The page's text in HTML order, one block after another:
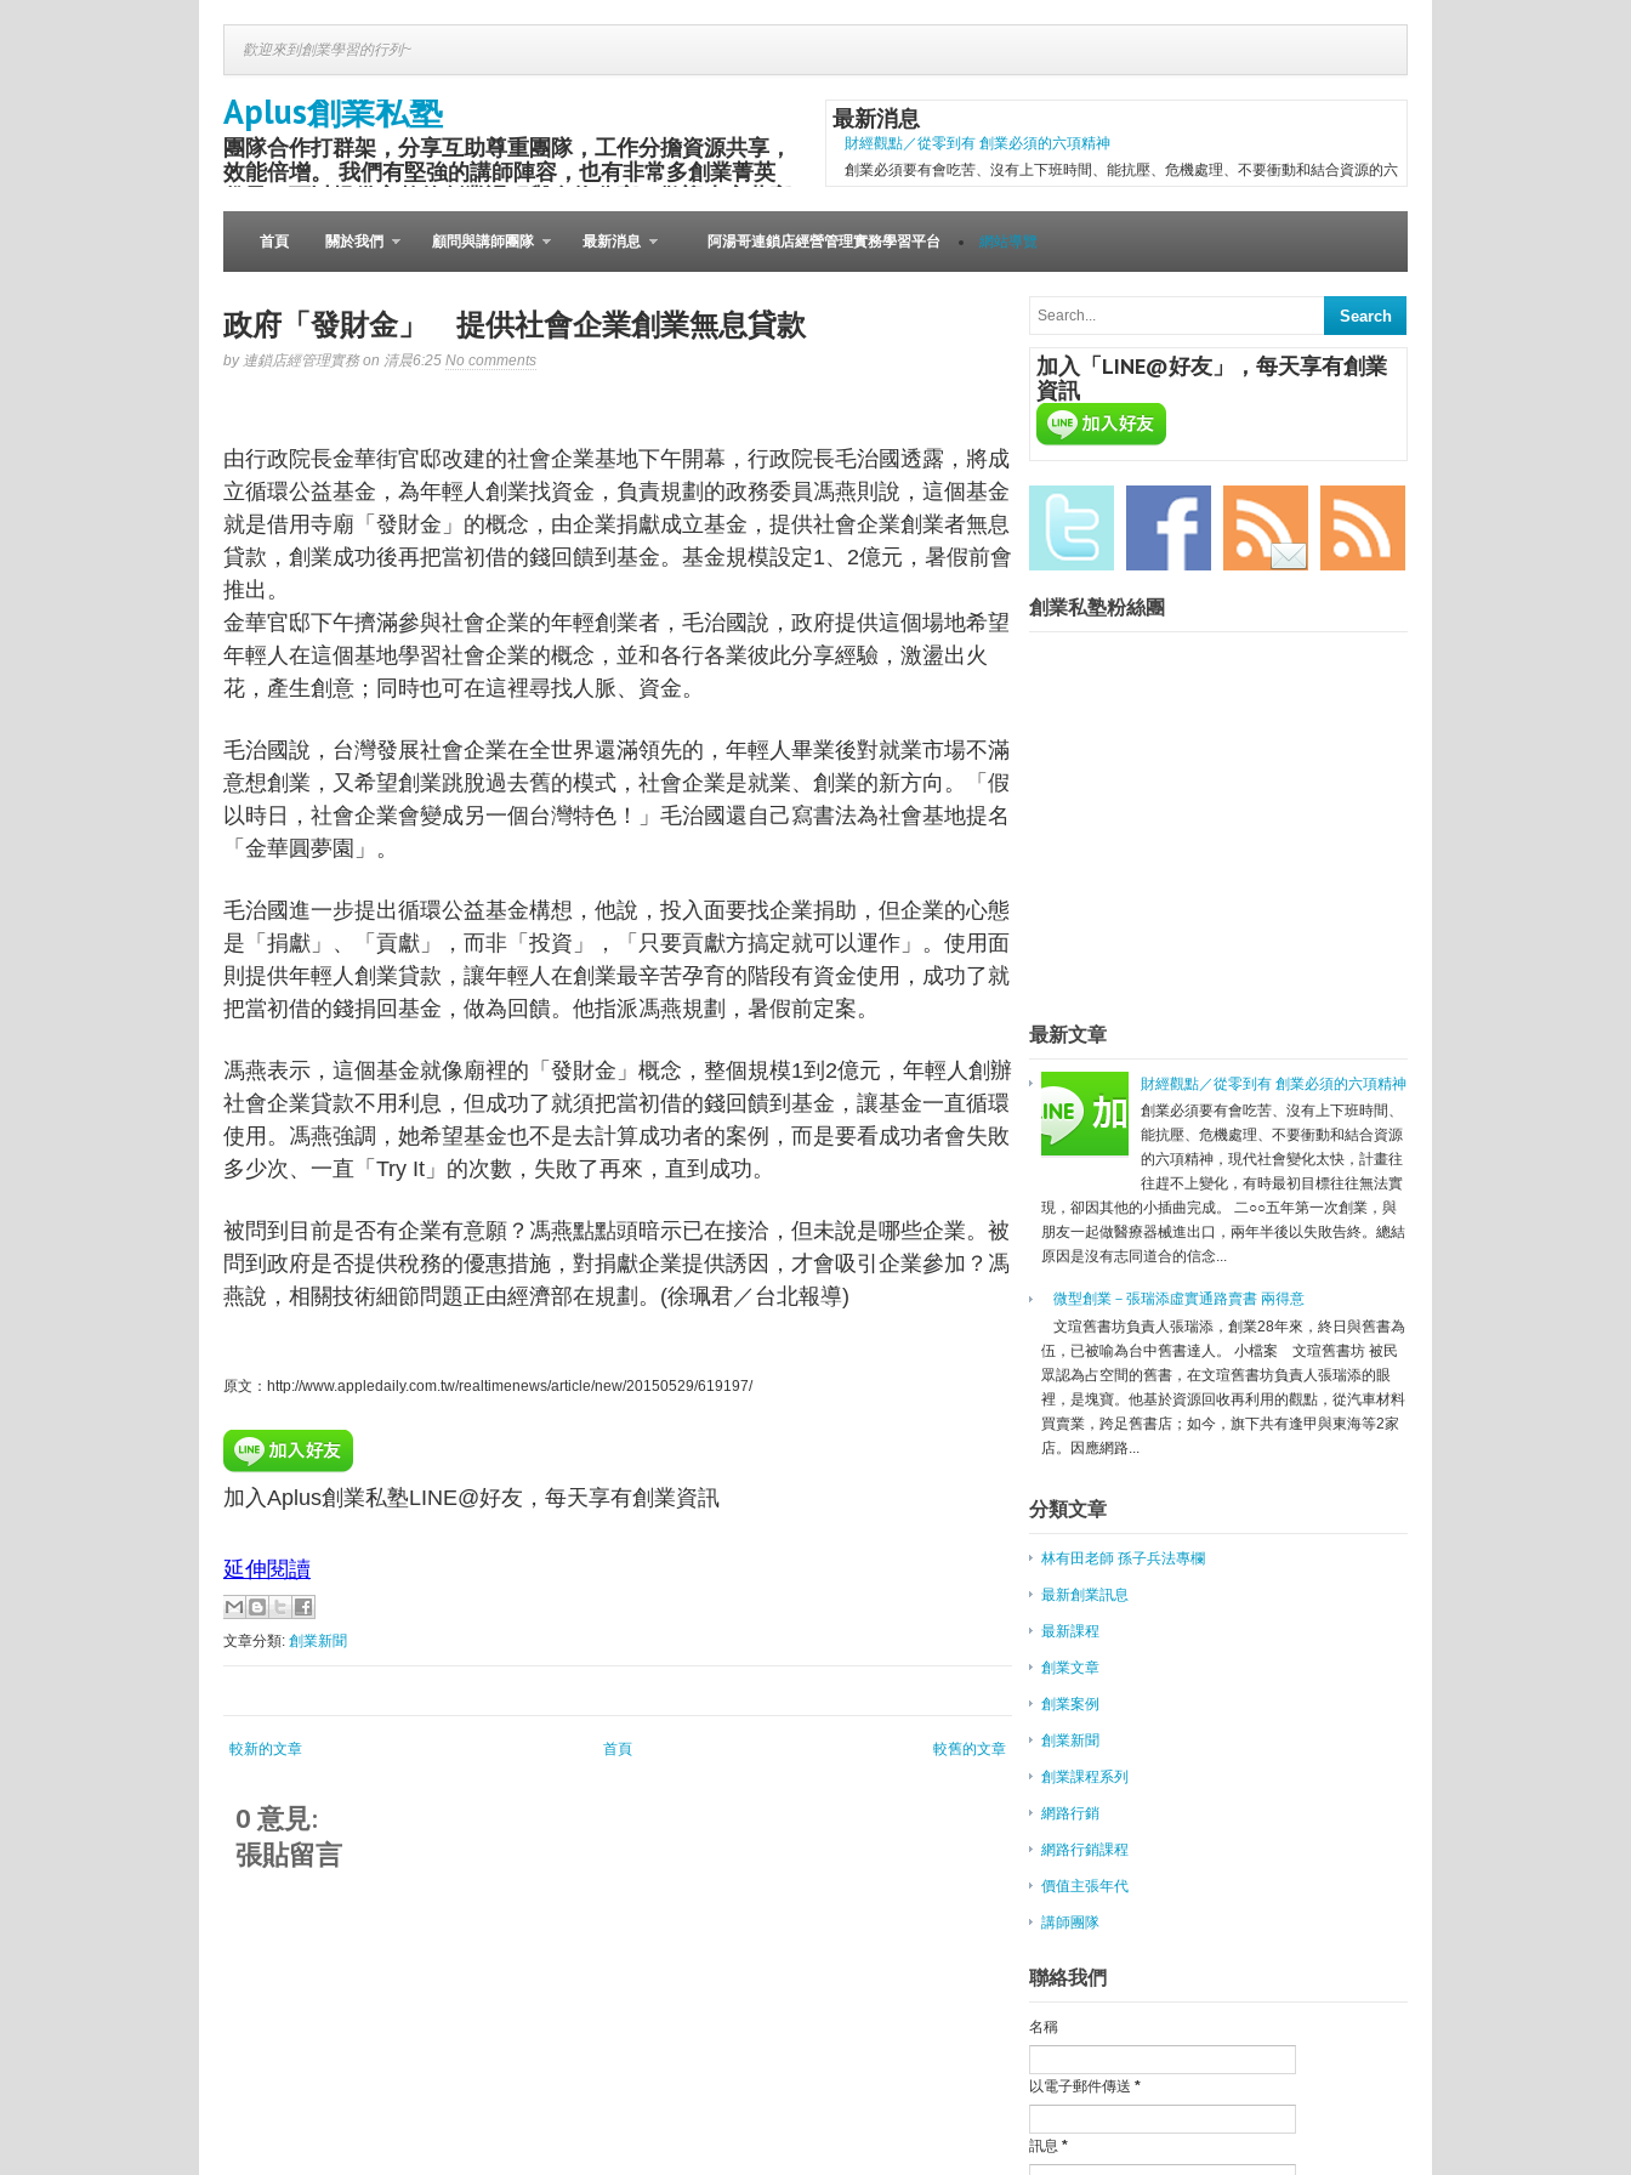
歡迎來到創業學習的行列~
Aplus創業私塾
團隊合作打群架，分享互助尊重團隊，工作分擔資源共享，
效能倍增。 我們有堅強的講師陣容，也有非常多創業菁英
份子，可以提供完整的創業課程與食物分享，歡迎大家共襄
盛舉。
最新消息
財經觀點／從零到有 創業必須的六項精神
創業必須要有會吃苦、沒有上下班時間、能抗壓、危機處理、不要衝動和結合資源的六
以失敗告終。總結原因是沒有志同道合的信念...
文瑄舊書坊負責人張瑞添，創業28年來，終日與舊書為伍，已被喻為台中舊書達人。
小檔案 文瑄舊書坊 被民眾認為占空間的舊書，在文瑄舊書坊負責人張瑞添的眼裡，
是塊寶。他基於資源回收再利用的觀點，從汽車材料買賣業，跨足舊書店；如今，旗下
共有逢甲與東海等2家店。因應網路...
[Meet創業之星] ALCHEMA：今天開始，享受專屬於你的自釀美酒！
在歐洲裡，到處可見葡萄酒，不論是作為飲品或是餐點的佐料，已是餐
桌上必備餐點，與人民生活息息相關；在美國酒館也琳瑯滿目，熱愛自
由的美國人，不論場合一定要把酒言歡，增進彼此感情，更不用說日本
人的居酒屋文化、韓國的炸機配燒酒等等。全球的飲酒文化盛行，你還
在等什麼？開始動手自己做吧！...
創業菁英班創業私塾版權所有請尊重智慧財產權勿任意轉載違者依法必究. 技術提供：
Blogger.
Blog Archive
2016
(267)
►11月(62)
►10月(68)
►9月(78)
▼
5月(45)
藝廊X髮廊 周世雄大膽創業
工研新創群英會 開啟新一波台灣創業新風潮
阿里百川夢想創業大賽，5 支校園精英隊伍出爐
微型創業－賣膠水兼補鞋 羅自強賺回快樂人生
12歲創業？ 股神巴菲特挺你
專訪／詹朴25歲創業 一人品牌「每天都是困難」
《兩岸青年創業路系列4之1》這是中關村 中國的矽谷
《兩岸青年創業路系列4之1》車庫咖啡 激盪創業火花
資助年輕人創業 天使來面談
李開復創業的五問五答：來自上週和潘石屹的對話
創業一點零－從美國紅到台灣的募資風
當女藝人變成女創業家：潔西卡艾芭與趙薇這樣說
女性創業者大會 彭蕾勉女人：可耍賴 要強韌
到大陸創業融資 其實並不難
目睹台灣創業環境之怪現象
循阿里模式 兩岸青年交流創業
台創園功能多元 兩岸創業平台
「創客展區」秀創意 產學攜手創業
創業一點靈－群眾募資？創投？ 這樣選就對了
「互聯網+」利多 帶動高管創業潮
LINE@ | 免費輔導x免費申請講座 (2015/05/19台北場)
免費報名 | 2015/05/29 LINE@ 100%集客術：店長交流會(日本情報同步發送)
陸瘋創業 50萬大學畢業生投入
願景工程／勇敢創業 學習人生「火候管制」
陶氏化學辦創業競賽，推廣永續發展價值
周理平：微型創業 小確幸也很好
創業蕭條 台灣經濟動能在哪
畢展直達創業 大仁餐旅自創民宿餐廳
廈門創業「加速器」 來台挖人才
新加坡媒體e27轉型，誓做亞洲創業生態體系的LinkedIn
首頁 關於我們 顧問與講師團隊 最新消息 阿湯哥連鎖店經營管理實務學習平台 網站導覽
政府「發財金」 提供社會企業創業無息貸款
by 連鎖店經管理實務 on 清晨6:25 No comments
由行政院長金華街官邸改建的社會企業基地下午開幕，行政院長毛治國透露，將成
立循環公益基金，為年輕人創業找資金，負責規劃的政務委員馮燕則說，這個基金
就是借用寺廟「發財金」的概念，由企業捐獻成立基金，提供社會企業創業者無息
貸款，創業成功後再把當初借的錢回饋到基金。基金規模設定1、2億元，暑假前會
推出。
金華官邸下午擠滿參與社會企業的年輕創業者，毛治國說，政府提供這個場地希望
年輕人在這個基地學習社會企業的概念，並和各行各業彼此分享經驗，激盪出火
花，產生創意；同時也可在這裡尋找人脈、資金。
毛治國說，台灣發展社會企業在全世界還滿領先的，年輕人畢業後對就業市場不滿
意想創業，又希望創業跳脫過去舊的模式，社會企業是就業、創業的新方向。「假
以時日，社會企業會變成另一個台灣特色！」毛治國還自己寫書法為社會基地提名
「金華圓夢園」。
毛治國進一步提出循環公益基金構想，他說，投入面要找企業捐助，但企業的心態
是「捐獻」、「貢獻」，而非「投資」，「只要貢獻方搞定就可以運作」。使用面
則提供年輕人創業貸款，讓年輕人在創業最辛苦孕育的階段有資金使用，成功了就
把當初借的錢捐回基金，做為回饋。他指派馮燕規劃，暑假前定案。
馮燕表示，這個基金就像廟裡的「發財金」概念，整個規模1到2億元，年輕人創辦
社會企業貸款不用利息，但成功了就須把當初借的錢回饋到基金，讓基金一直循環
使用。馮燕強調，她希望基金也不是去計算成功者的案例，而是要看成功者會失敗
多少次、一直「Try It」的次數，失敗了再來，直到成功。
被問到目前是否有企業有意願？馮燕點點頭暗示已在接洽，但未說是哪些企業。被
問到政府是否提供稅務的優惠措施，對捐獻企業提供誘因，才會吸引企業參加？馮
燕說，相關技術細節問題正由經濟部在規劃。(徐珮君／台北報導)
原文：http://www.appledaily.com.tw/realtimenews/article/new/20150529/619197/
加入Aplus創業私塾LINE@好友，每天享有創業資訊
延伸閱讀
文章分類: 創業新聞
較新的文章 較舊的文章
首頁
0 意見:
張貼留言
加入「LINE@好友」，每天享有創業
資訊
創業私塾粉絲團
最新文章
財經觀點／從零到有 創業必須的六項精神
創業必須要有會吃苦、沒有上下班時間、
能抗壓、危機處理、不要衝動和結合資源
的六項精神，現代社會變化太快，計畫往
往趕不上變化，有時最初目標往往無法實
現，卻因其他的小插曲完成。 二○○五年第一次創業，與
朋友一起做醫療器械進出口，兩年半後以失敗告終。總結
原因是沒有志同道合的信念...
微型創業－張瑞添虛實通路賣書 兩得意
文瑄舊書坊負責人張瑞添，創業28年來，終日與舊書為
伍，已被喻為台中舊書達人。 小檔案 文瑄舊書坊 被民
眾認為占空間的舊書，在文瑄舊書坊負責人張瑞添的眼
裡，是塊寶。他基於資源回收再利用的觀點，從汽車材料
買賣業，跨足舊書店；如今，旗下共有逢甲與東海等2家
店。因應網路...
分類文章
林有田老師 孫子兵法專欄
最新創業訊息
最新課程
創業文章
創業案例
創業新聞
創業課程系列
網路行銷
網路行銷課程
價值主張年代
講師團隊
聯絡我們
名稱
以電子郵件傳送 *
訊息 *